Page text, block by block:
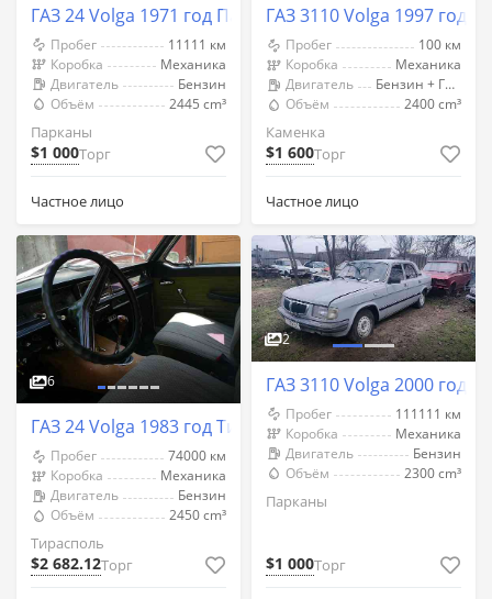
ГАЗ 24 Volga 1971 год Парканы
Пробег
11111 км
Коробка
Механика
Двигатель
Бензин
Объём
2445 cm³
Парканы
$1 000Торг
Частное лицо
ГАЗ 3110 Volga 1997 год
Пробег
100 км
Коробка
Механика
Двигатель
Бензин + Газ (Метан)
Объём
2400 cm³
Каменка
$1 600Торг
Частное лицо
6
ГАЗ 24 Volga 1983 год Тирасполь
Пробег
74000 км
Коробка
Механика
Двигатель
Бензин
Объём
2450 cm³
Тирасполь
$2 682.12Торг
2
ГАЗ 3110 Volga 2000 год
Пробег
111111 км
Коробка
Механика
Двигатель
Бензин
Объём
2300 cm³
Парканы
$1 000Торг